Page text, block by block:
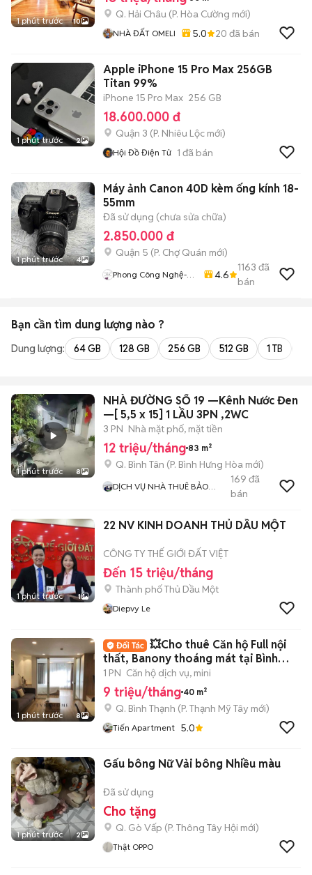
1 phút trước 10
Q. Hải Châu (P. Hòa Cường mới)
NHÀ ĐẤT OMELI 5.0 20 đã bán
1 phút trước 2
Apple iPhone 15 Pro Max 256GB
Titan 99%
iPhone 15 Pro Max 256 GB
18.600.000 đ
Quận 3 (P. Nhiêu Lộc mới)
Hội Đồ Điện Tử 1 đã bán
1 phút trước 4
Máy ảnh Canon 40D kèm ống kính 18-
55mm
Đã sử dụng (chưa sửa chữa)
2.850.000 đ
Quận 5 (P. Chợ Quán mới)
Phong Công Nghệ-
4.6
1163 đã
bán
Bạn cần tìm dung lượng nào ?
Dung lượng: 64 GB 128 GB 256 GB 512 GB 1 TB
1 phút trước 8
NHÀ ĐƯỜNG SỐ 19 —Kênh Nước Đen
—[ 5,5 x 15] 1 LẦU 3PN ,2WC
3 PN Nhà mặt phố, mặt tiền
12 triệu/tháng 83 m²
Q. Bình Tân (P. Bình Hưng Hòa mới)
DỊCH VỤ NHÀ THUÊ BẢO
169 đã
bán
1 phút trước 1
22 NV KINH DOANH THỦ DẦU MỘT
CÔNG TY THẾ GIỚI ĐẤT VIỆT
Đến 15 triệu/tháng
Thành phố Thủ Dầu Một
Diepvy Le
1 phút trước 8
💥Cho thuê Căn hộ Full nội
thất, Banony thoáng mát tại Bình
Thạnh
1 PN Căn hộ dịch vụ, mini
9 triệu/tháng 40 m²
Q. Bình Thạnh (P. Thạnh Mỹ Tây mới)
Tiến Apartment 5.0
1 phút trước 2
Gấu bông Nữ Vải bông Nhiều màu
Đã sử dụng
Cho tặng
Q. Gò Vấp (P. Thông Tây Hội mới)
Thật OPPO